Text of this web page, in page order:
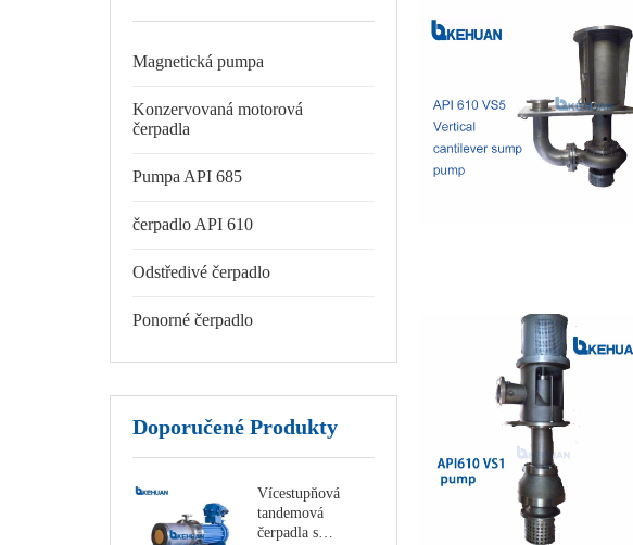
Magnetická pumpa
Konzervovaná motorová
čerpadla
Pumpa API 685
čerpadlo API 610
Odstředivé čerpadlo
Ponorné čerpadlo
Doporučené Produkty
Vícestupňová
tandemová
čerpadla s